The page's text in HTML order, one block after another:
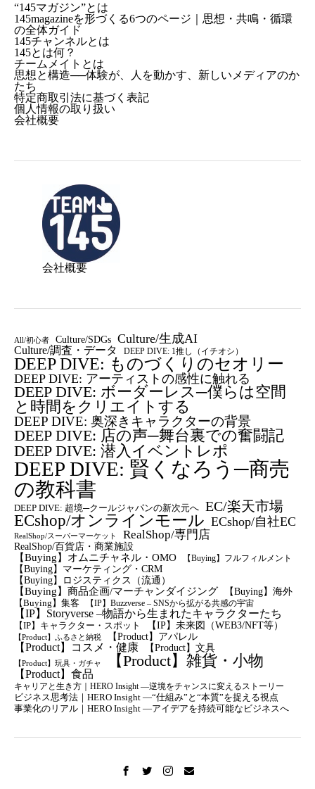
“145マガジン”とは
145magazineを形づくる6つのページ｜思想・共鳴・循環
の全体ガイド
145チャンネルとは
145とは何？
チームメイトとは
思想と構造──体験が、人を動かす、新しいメディアのか
たち
特定商取引法に基づく表記
個人情報の取り扱い
会社概要
会社概要
All/初心者 Culture/SDGs Culture/生成AI
Culture/調査・データ DEEP DIVE: 1推し（イチオシ）
DEEP DIVE: ものづくりのセオリー
DEEP DIVE: アーティストの感性に触れる
DEEP DIVE: ボーダーレス─僕らは空間
と時間をクリエイトする
DEEP DIVE: 奥深きキャラクターの背景
DEEP DIVE: 店の声─舞台裏での奮闘記
DEEP DIVE: 潜入イベントレポ
DEEP DIVE: 賢くなろう─商売
の教科書
DEEP DIVE: 超境─クールジャパンの新次元へ EC/楽天市場
ECshop/オンラインモール ECshop/自社EC
RealShop/スーパーマーケット RealShop/専門店
RealShop/百貨店・商業施設
【Buying】オムニチャネル・OMO
【Buying】フルフィルメント
【Buying】マーケティング・CRM
【buying】ロジスティクス（流通）
【Buying】商品企画/マーチャンダイジング 【Buying】海外
【Buying】集客 【IP】Buzzverse – SNSから拡がる共感の宇宙
【IP】Storyverse –物語から生まれたキャラクターたち
【IP】キャラクター・スポット 【IP】未来図（WEB3/NFT等）
【Product】ふるさと納税 【Product】アパレル
【Product】コスメ・健康 【Product】文具
【Product】玩具・ガチャ 【Product】雑貨・小物
【Product】食品
キャリアと生き方｜HERO Insight —逆境をチャンスに変えるストーリー
ビジネス思考法｜HERO Insight —“仕組み”と“本質”を捉える視点
事業化のリアル｜HERO Insight —アイデアを持続可能なビジネスへ